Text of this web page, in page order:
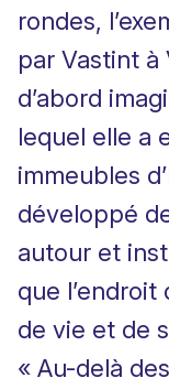
rondes,
par Vastint à
d’abord
lequel elle a
immeubles
développé
autour et
que
de vie et de
« Au-delà